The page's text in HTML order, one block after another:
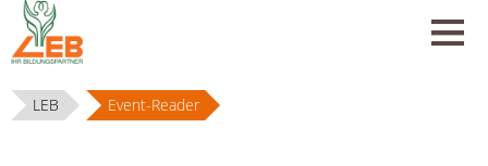
LEB Event-Reader